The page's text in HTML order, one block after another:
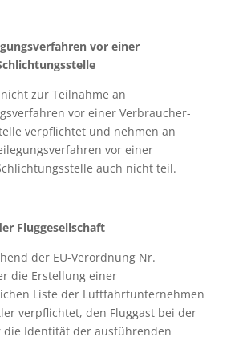
vor einer
zur Teilnahme an
vor einer Verbraucher-
verpflichtet und nehmen an
vor einer
auch nicht teil.
Fluggesellschaft
der EU-Verordnung Nr.
die Erstellung einer
Liste der Luftfahrtunternehmen
verpflichtet, den Fluggast bei der
die Identität der ausführenden